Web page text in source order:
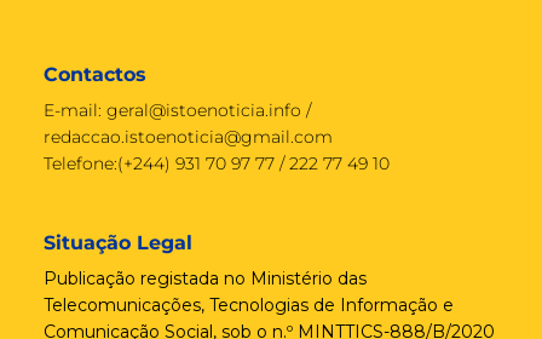
Contactos
E-mail: geral@istoenoticia.info /
redaccao.istoenoticia@gmail.com
Telefone:(+244) 931 70 97 77 / 222 77 49 10
Situação Legal
Publicação registada no Ministério das
Telecomunicações, Tecnologias de Informação e
Comunicação Social, sob o n.º MINTTICS-888/B/2020